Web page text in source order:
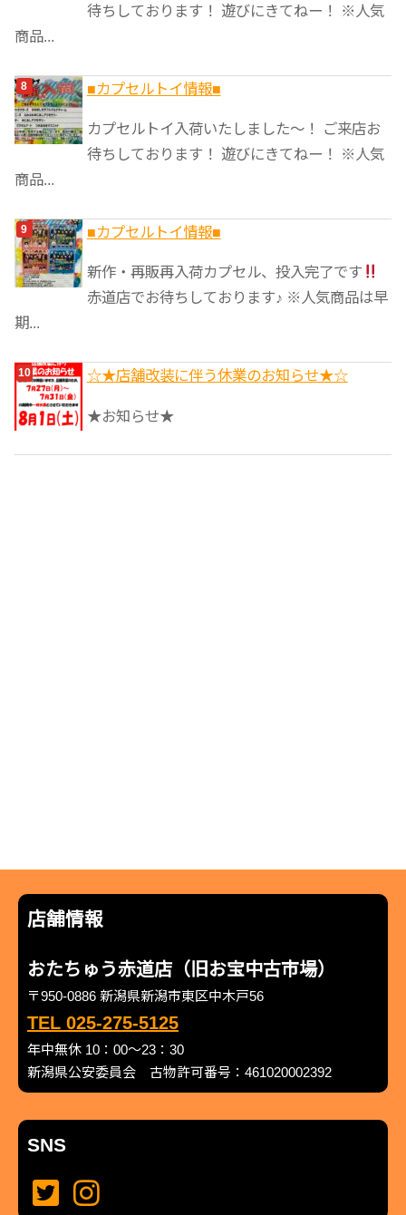
待ちしております！ 遊びにきてねー！ ※人気
商品...
■カプセルトイ情報■
カプセルトイ入荷いたしました〜！ ご来店お
待ちしております！ 遊びにきてねー！ ※人気
商品...
■カプセルトイ情報■
新作・再販再入荷カプセル、投入完了です
赤道店でお待ちしております♪ ※人気商品は早
期...
☆★店舗改装に伴う休業のお知らせ★☆
★お知らせ★
店舗情報
おたちゅう赤道店（旧お宝中古市場）
〒950-0886 新潟県新潟市東区中木戸56
TEL 025-275-5125
年中無休 10：00～23：30
新潟県公安委員会 古物許可番号：461020002392
SNS